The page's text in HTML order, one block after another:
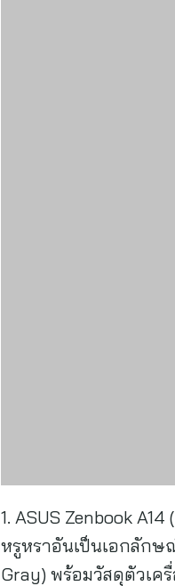
1. ASUS Zenbook
หรูหราอันเป็นเอกลักษ
Gray) พร้อมวัสดุตัวเค